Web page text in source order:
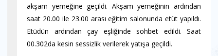
akşam yemeğine geçildi. Akşam yemeğinin ardından
saat 20.00 ile 23.00 arası eğitim salonunda etüt yapıldı.
Etüdün ardından çay eşliğinde sohbet edildi. Saat
00.302da kesin sessizlik verilerek yatışa geçildi.